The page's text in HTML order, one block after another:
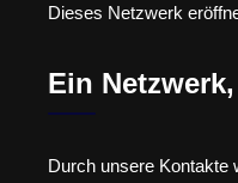
Dieses Netzwerk
Ein
Durch unsere Kontakte